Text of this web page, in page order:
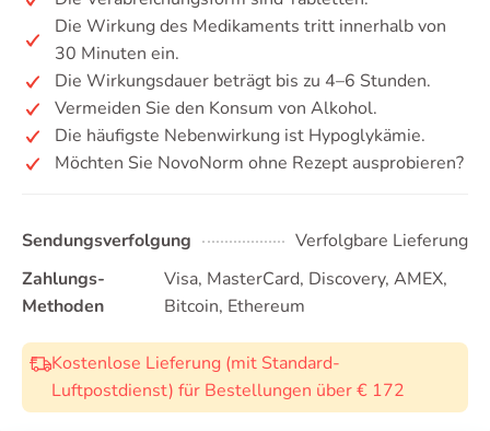
Die Wirkung des Medikaments tritt innerhalb von
30 Minuten ein.
Die Wirkungsdauer beträgt bis zu 4–6 Stunden.
Vermeiden Sie den Konsum von Alkohol.
Die häufigste Nebenwirkung ist Hypoglykämie.
Möchten Sie NovoNorm ohne Rezept ausprobieren?
Sendungsverfolgung
Verfolgbare Lieferung
Zahlungs-
Methoden
Visa, MasterCard, Discovery, AMEX,
Bitcoin, Ethereum
Kostenlose Lieferung (mit Standard-
Luftpostdienst) für Bestellungen über € 172